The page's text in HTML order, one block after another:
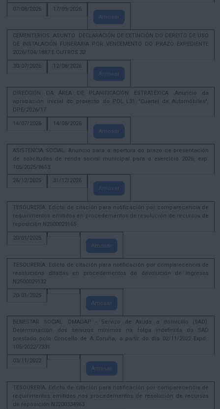
07/08/2026
17/09/2026
Amosar
CEMENTERIOS. ASUNTO: DECLARACIÓN DE EXTINCIÓN DO DEREITO DE USO
DE INSTALACIÓN FUNERARIA POR VENCEMENTO DO PRAZO EXPEDIENTE
2026/104/1887 E OUTROS 32
30/07/2026
12/08/2026
Amosar
DIRECCIÓN DA ÁREA DE PLANIFICACIÓN ESTRATÉXICA. Anuncio da
aprobación inicial do proxecto do POL L31 "Cuartel de Automóbiles",
DPE/2026/17
14/07/2026
14/08/2026
Amosar
ASISTENCIA SOCIAL. Anuncio para a apertura do prazo de presentación
de solicitudes de renda social municipal para o exercicio 2026, exp.
105/2025/8613
26/12/2025
31/12/2026
Amosar
TESOURERÍA. Edicto de citación para notificación por comparecencia de
requirimentos emitidos en procedementos de resolución de recursos de
reposición N2500029165
20/01/2025
Amosar
TESOURERÍA. Edicto de citación para notificación por comparecencia de
resolucións ditadas en procedementos de devolución de ingresos
N2500029132
20/01/2025
Amosar
BENESTAR SOCIAL. OMADAP - Servizo de Axuda a domicilio (SAD):
Determinación dos servizos mínimos na folga indefinida do SAD
prestado polo Concello de A Coruña, a partir do día 02/11/2022 Expd.:
105/2022/7331
03/11/2022
Amosar
TESOURERÍA. Edicto de citación para notificación por comparecencia de
requirimentos emitidos nos procedementos de resolución de recursos
de reposición N2200334963